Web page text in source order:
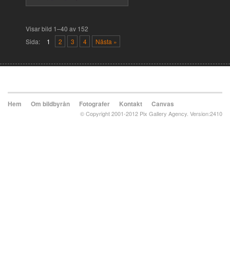
Visar bild 1–40 av 152
Sida:
1 2 3 4 Nästa »
Hem Om bildbyrån Fotografer Kontakt Canvas
© Copyright 2001-2012 Pix Gallery Agency. Version:2410